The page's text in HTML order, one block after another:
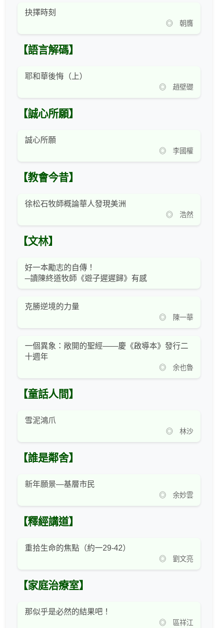
抉擇時刻
◎ 朝膺
【語言解碼】
耶和華後悔（上）
◎ 趙壁礎
【誠心所願】
誠心所願
◎ 李國權
【教會今昔】
徐松石牧師概論華人發現美洲
◎ 浩然
【文林】
好一本勵志的自傳！
─讀陳終道牧師《遊子遲遲歸》有感
克勝逆境的力量
◎ 陳一華
一個異象：敞開的聖經——慶《啟導本》發行二
十週年
◎ 余也魯
【童話人間】
雪泥鴻爪
◎ 林沙
【誰是鄰舍】
新年願景—基層市民
◎ 余妙雲
【釋經講道】
重拾生命的焦點（約一29-42）
◎ 劉文亮
【家庭治療室】
那似乎是必然的結果吧！
◎ 區祥江